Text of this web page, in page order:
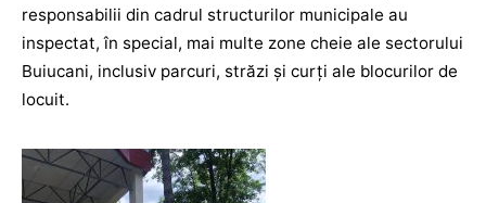
responsabilii din cadrul structurilor municipale au
inspectat, în special, mai multe zone cheie ale sectorului
Buiucani, inclusiv parcuri, străzi și curți ale blocurilor de
locuit.